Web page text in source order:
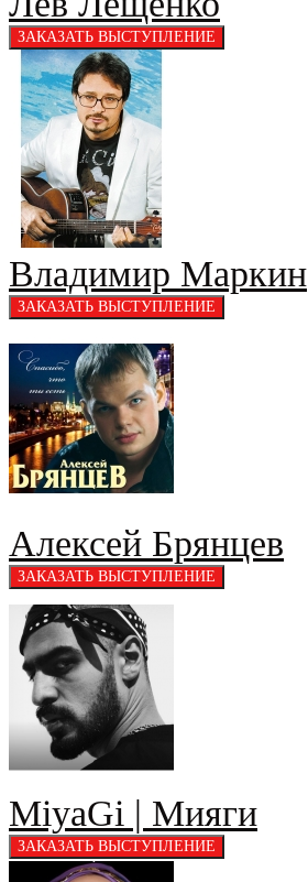
Владимир Маркин
Алексей Брянцев
MiyaGi | Мияги